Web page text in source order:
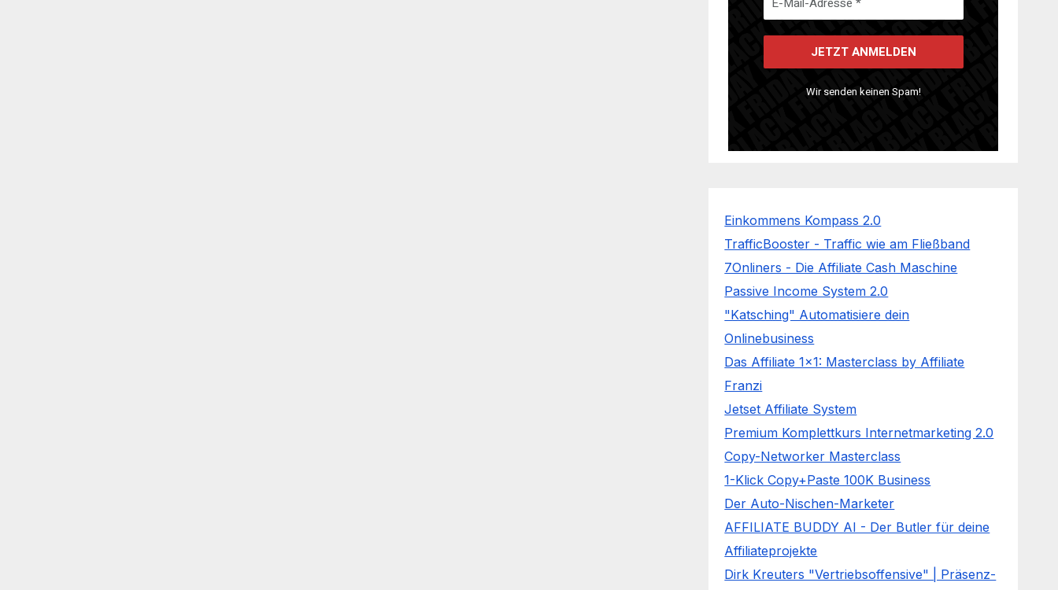
Wir senden keinen Spam!
Einkommens Kompass 2.0
TrafficBooster - Traffic wie am Fließband
7Onliners - Die Affiliate Cash Maschine
Passive Income System 2.0
"Katsching" Automatisiere dein
Onlinebusiness
Das Affiliate 1x1: Masterclass by Affiliate
Franzi
Jetset Affiliate System
Premium Komplettkurs Internetmarketing 2.0
Copy-Networker Masterclass
1-Klick Copy+Paste 100K Business
Der Auto-Nischen-Marketer
AFFILIATE BUDDY AI - Der Butler für deine
Affiliateprojekte
Dirk Kreuters "Vertriebsoffensive" | Präsenz-